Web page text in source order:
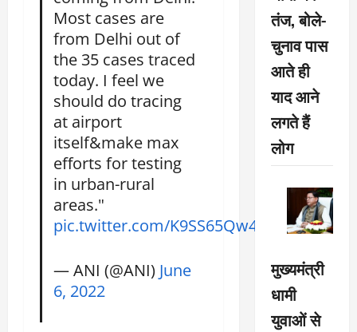
Most cases are
from Delhi out of
the 35 cases traced
today. I feel we
should do tracing
at airport
itself&make max
efforts for testing
in urban-rural
areas."
pic.twitter.com/K9SS65Qw4d
— ANI (@ANI) June
6, 2022
तंज, बोले-
चुनाव पास
आते ही
याद आने
लगते हैं
लोग
मुख्यमंत्री
धामी
युवाओं से